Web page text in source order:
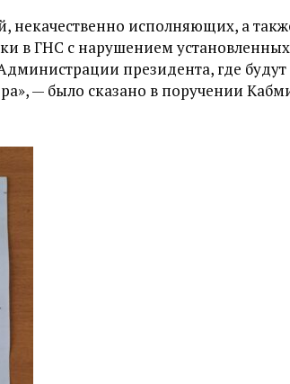
некачественно исполняющих, а
в ГНС с нарушением
президента, где
— было сказано в поручении